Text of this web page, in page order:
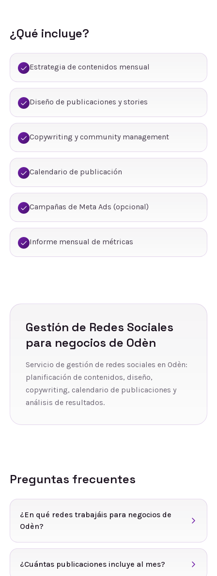
¿Qué incluye?
Estrategia de contenidos mensual
Diseño de publicaciones y stories
Copywriting y community management
Calendario de publicación
Campañas de Meta Ads (opcional)
Informe mensual de métricas
Gestión de Redes Sociales
para negocios de Odèn
Servicio de gestión de redes sociales en Odèn:
planificación de contenidos, diseño,
copywriting, calendario de publicaciones y
análisis de resultados.
Preguntas frecuentes
¿En qué redes trabajáis para negocios de
Odèn?
¿Cuántas publicaciones incluye al mes?